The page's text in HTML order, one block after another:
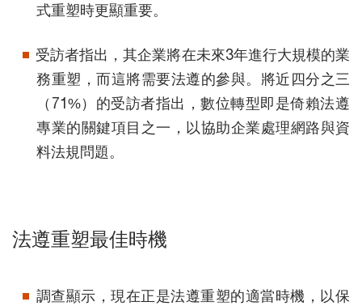
式重塑時更顯重要。
受訪者指出，其企業將在未來3年進行大規模的業
務重塑，而這將需要法遵的參與。將近四分之三
（71%）的受訪者指出，數位轉型即是倚賴法遵
專業的關鍵項目之一，以協助企業處理網路與資
料法規問題。
法遵重塑最佳時機
調查顯示，現在正是法遵重塑的適當時機，以保